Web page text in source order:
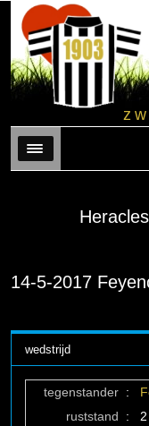
Menu
14-5-2017
wedstrijd
tegenstander :
ruststand
: